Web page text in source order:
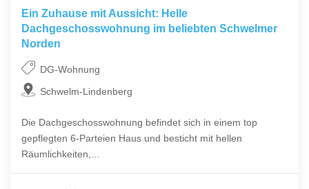
Ein Zuhause mit Aussicht: Helle
Dachgeschosswohnung im beliebten Schwelmer
Norden
DG-Wohnung
Schwelm-Lindenberg
Die Dachgeschosswohnung befindet sich in einem top
gepflegten 6-Parteien Haus und besticht mit hellen
Räumlichkeiten,...